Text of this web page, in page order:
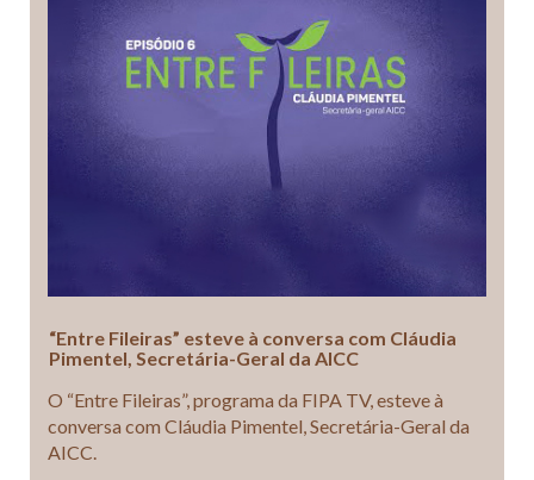
“Entre Fileiras” esteve à conversa com Cláudia
Pimentel, Secretária-Geral da AICC
O “Entre Fileiras”, programa da FIPA TV, esteve à
conversa com Cláudia Pimentel, Secretária-Geral da
AICC.